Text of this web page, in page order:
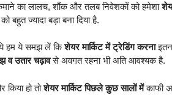
का लालच, शौंक और तलब निवेशकों को हमेशा
बहुत ज्यादा बड़ा बना दिया है.
हम ये समझ लें किशेयर मार्किट में ट्रेडिंग करना
व उतार चढ़ावसे अवगत रहना भी अति आवश्यक है.
किया हो तोशेयर मार्किट पिछले कुछ सालों मेंकाफी